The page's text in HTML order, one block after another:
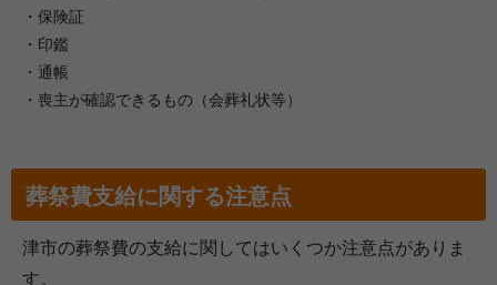
・保険証
・印鑑
・通帳
・喪主が確認できるもの（会葬礼状等）
葬祭費支給に関する注意点
津市の葬祭費の支給に関してはいくつか注意点がありま
す。